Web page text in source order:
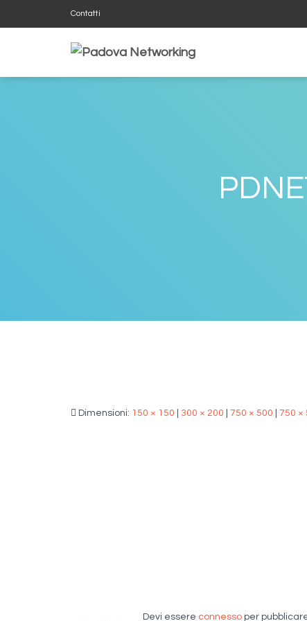
Contatti
Dimensioni: 150 × 150 300 × 200 750 × 500 750 ×
Devi essere connesso per